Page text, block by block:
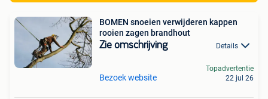
BOMEN snoeien verwijderen kappen
rooien zagen brandhout
Zie omschrijving Details
Bezoek website
Topadvertentie
22 jul 26